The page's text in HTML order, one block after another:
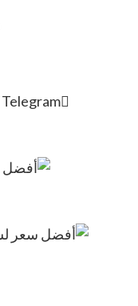
Telegram